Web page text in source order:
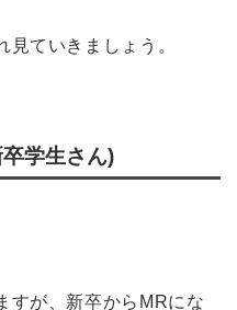
ていきましょう。
学生さん)
すが、新卒からMRにな